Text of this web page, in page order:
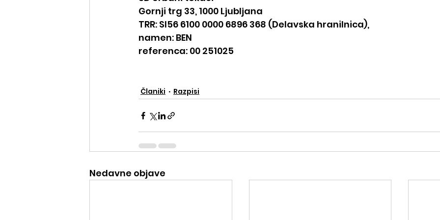
Gornji trg 33, 1000 Ljubljana
TRR: SI56 6100 0000 6896 368 (Delavska hranilnica),
namen: BEN
referenca: 00 251025
Članiki Razpisi
Nedavne objave